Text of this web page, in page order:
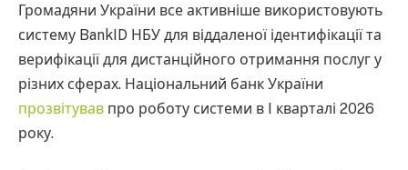
Громадяни України все активніше використовують
систему BankID НБУ для віддаленої ідентифікації та
верифікації для дистанційного отримання послуг у
різних сферах. Національний банк України
прозвітував про роботу системи в I кварталі 2026
року.